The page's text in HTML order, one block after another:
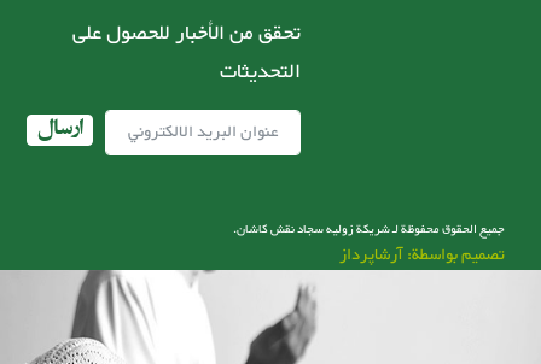
تحقق من الأخبار للحصول على
التحديثات
ارسال
جميع الحقوق محفوظة لـ شریکة زولیه سجاد نقش کاشان.
تصميم بواسطة: آرشاپرداز